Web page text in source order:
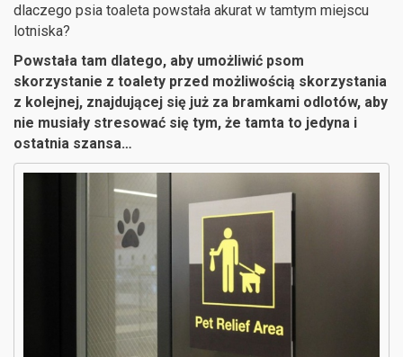
dlaczego psia toaleta powstała akurat w tamtym miejscu
lotniska?
Powstała tam dlatego, aby umożliwić psom
skorzystanie z toalety przed możliwością skorzystania
z kolejnej, znajdującej się już za bramkami odlotów, aby
nie musiały stresować się tym, że tamta to jedyna i
ostatnia szansa…